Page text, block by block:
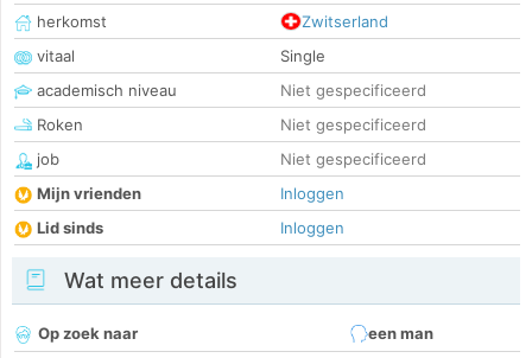
herkomst
Zwitserland
vitaal
Single
academisch niveau
Niet gespecificeerd
Roken
Niet gespecificeerd
job
Niet gespecificeerd
Mijn vrienden
Inloggen
Lid sinds
Inloggen
Wat meer details
Op zoek naar
een man